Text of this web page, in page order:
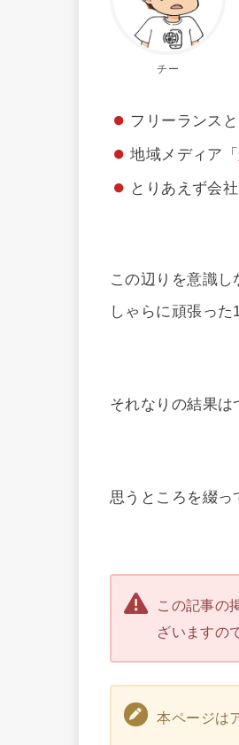
チー
フリーランス
地域メディア「
とりあえず会
この辺りを意識
しゃらに頑張った1
それなりの結果は
思うところを綴っ
この記事の
ざいますの
本ページは